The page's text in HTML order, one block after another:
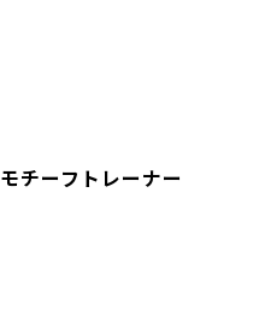
チーフトレーナー